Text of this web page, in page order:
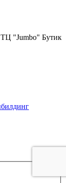
ТЦ "Jumbo" Бутик